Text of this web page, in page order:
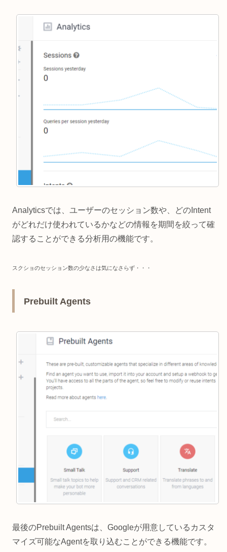
Analyticsでは、ユーザーのセッション数や、どのIntent
がどれだけ使われているかなどの情報を期間を絞って確
認することができる分析用の機能です。
スクショのセッション数の少なさは気になさらず・・・
Prebuilt Agents
最後のPrebuilt Agentsは、Googleが用意しているカスタ
マイズ可能なAgentを取り込むことができる機能です。